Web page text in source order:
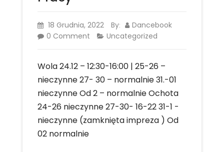
18 Grudnia, 2022 By:
Dancebook
0 Comment
Uncategorized
Wola 24.12 – 12:30-16:00 | 25-26 –
nieczynne 27- 30 – normalnie 31.-01
nieczynne Od 2 – normalnie Ochota
24-26 nieczynne 27-30- 16-22 31-1 -
nieczynne (zamknięta impreza ) Od
02 normalnie